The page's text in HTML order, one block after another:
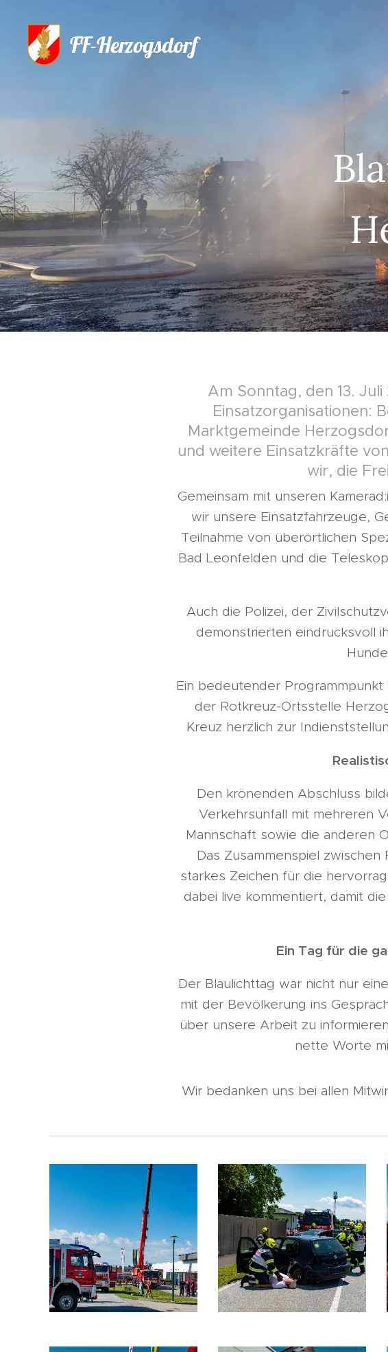
FF-Herzogsdorf
Am Sonntag, den 13.
Einsatzorganisationen:
Marktgemeinde
und weitere Einsatzkräfte
wir, die
Gemeinsam mit unseren
wir unsere Einsatzfahrzeuge,
Teilnahme von überörtlichen
Bad Leonfelden und die
Auch die Polizei, der
demonstrierten eindrucksvoll
Ein bedeutender
der Rotkreuz-Ortsstelle
Kreuz herzlich zur
Den krönenden Abschluss
Verkehrsunfall mit mehreren
Mannschaft sowie die anderen
Das Zusammenspiel
starkes Zeichen für die
dabei live kommentiert, damit
Ein Tag für die
Der Blaulichttag war nicht nur
mit der Bevölkerung ins
über unsere Arbeit zu
nette Worte
Wir bedanken uns bei allen